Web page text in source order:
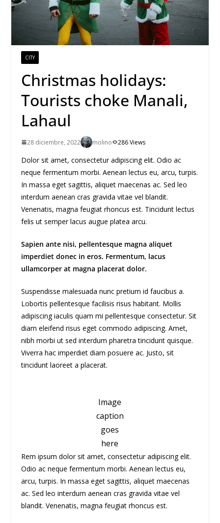
CITY
Christmas holidays:
Tourists choke Manali,
Lahaul
28 diciembre, 2022 molino 286 Views
Dolor sit amet, consectetur adipiscing elit. Odio ac
neque fermentum morbi. Aenean lectus eu, arcu, turpis.
In massa eget sagittis, aliquet maecenas ac. Sed leo
interdum aenean cras gravida vitae vel blandit.
Venenatis, magna feugiat rhoncus est. Tincidunt lectus
felis ut semper lacus augue platea arcu.
Sapien ante nisi, pellentesque magna aliquet
imperdiet donec in eros. Fermentum, lacus
ullamcorper at magna placerat dolor.
Suspendisse malesuada nunc pretium id faucibus a.
Lobortis pellentesque facilisis risus habitant. Mollis
adipiscing iaculis quam mi pellentesque consectetur. Sit
diam eleifend risus eget commodo adipiscing. Amet,
nibh morbi ut sed interdum pharetra tincidunt quisque.
Viverra hac imperdiet diam posuere ac. Justo, sit
tincidunt laoreet a placerat.
Image
caption
goes
here
Rem ipsum dolor sit amet, consectetur adipiscing elit.
Odio ac neque fermentum morbi. Aenean lectus eu,
arcu, turpis. In massa eget sagittis, aliquet maecenas
ac. Sed leo interdum aenean cras gravida vitae vel
blandit. Venenatis, magna feugiat rhoncus est.